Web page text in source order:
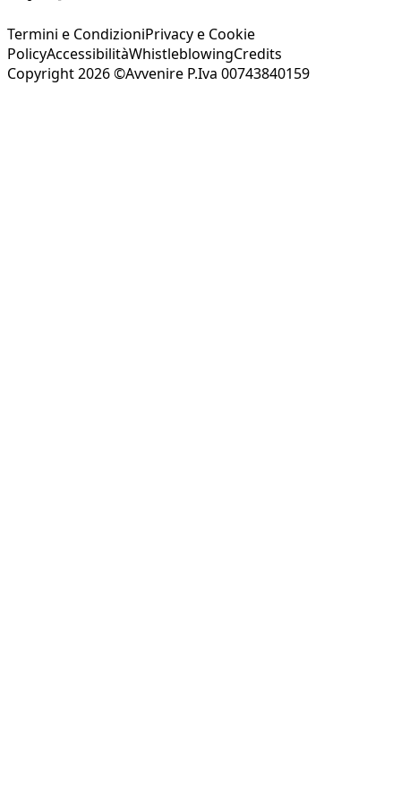
Termini e CondizioniPrivacy e Cookie
PolicyAccessibilitàWhistleblowingCredits
Copyright 2026 ©Avvenire P.Iva 00743840159